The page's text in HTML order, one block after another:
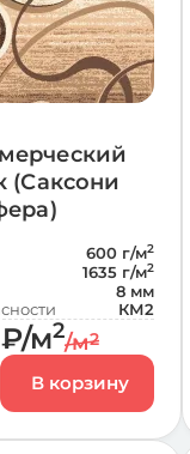
(Саксони
600 г/м2
1635 г/м2
8 мм
КМ2
₽/м2/м2